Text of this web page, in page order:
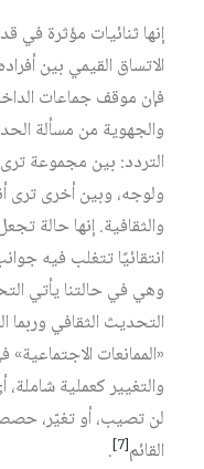
إنها ثنائيات مؤثرة في
الاتساق القيمي بين
فإن موقف جماعات الداخل
والجهوية من مسألة
التردد: بين مجموعة
ولوجه، وبين أخرى ترى
والثقافية. إنها حالة
انتقائيًا تتغلب فيه
وهي في حالتنا يأتي
التحديث الثقافي
«الممانعات
والتغيير كعملية شاملة،
لن تصيب، أو تغيّر،
القائم[7]
.